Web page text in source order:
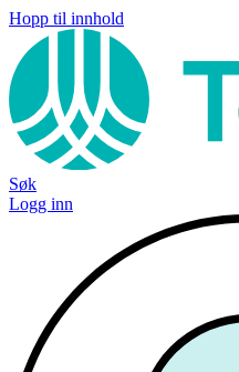
Hopp til innhold
Søk
Logg inn